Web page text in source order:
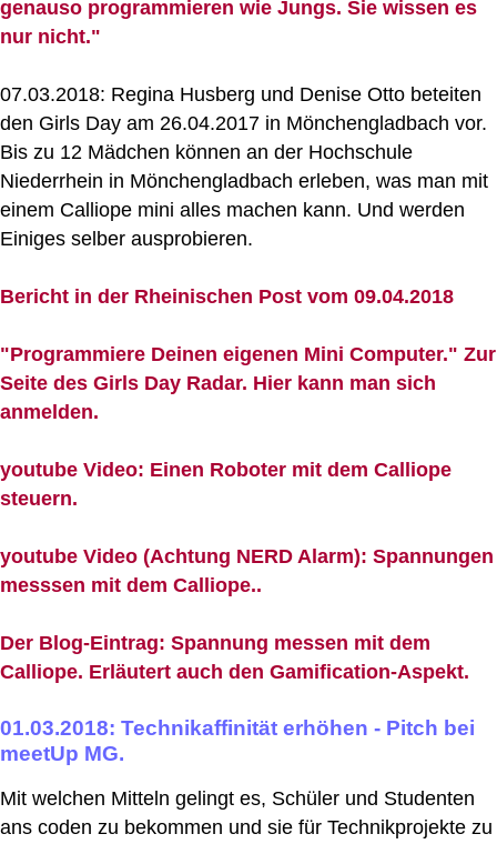
genauso programmieren wie Jungs. Sie wissen es
nur nicht."
07.03.2018: Regina Husberg und Denise Otto beteiten
den Girls Day am 26.04.2017 in Mönchengladbach vor.
Bis zu 12 Mädchen können an der Hochschule
Niederrhein in Mönchengladbach erleben, was man mit
einem Calliope mini alles machen kann. Und werden
Einiges selber ausprobieren.
Bericht in der Rheinischen Post vom 09.04.2018
"Programmiere Deinen eigenen Mini Computer." Zur
Seite des Girls Day Radar. Hier kann man sich
anmelden.
youtube Video: Einen Roboter mit dem Calliope
steuern.
youtube Video (Achtung NERD Alarm): Spannungen
messsen mit dem Calliope..
Der Blog-Eintrag: Spannung messen mit dem
Calliope. Erläutert auch den Gamification-Aspekt.
01.03.2018: Technikaffinität erhöhen - Pitch bei
meetUp MG.
Mit welchen Mitteln gelingt es, Schüler und Studenten
ans coden zu bekommen und sie für Technikprojekte zu